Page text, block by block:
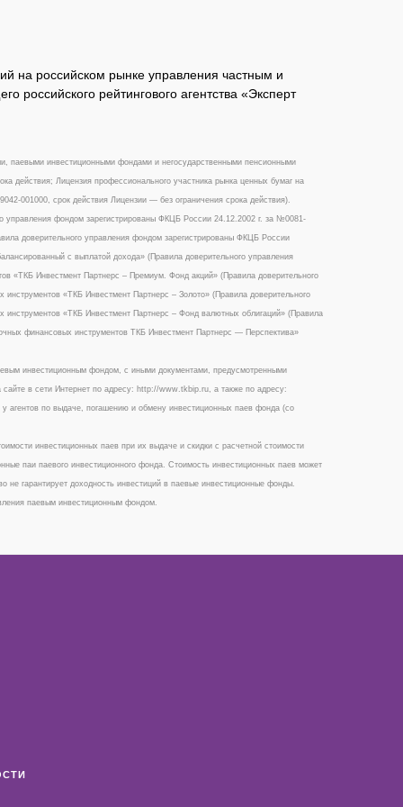
на российском рынке управления частным и
российского рейтингового агентства «Эксперт
паевыми инвестиционными фондами и негосударственными пенсионными
Лицензия профессионального участника рынка ценных бумаг на
001000, срок действия Лицензии — без ограничения срока действия).
фондом зарегистрированы ФКЦБ России 24.12.2002 г. за №0081-
доверительного управления фондом зарегистрированы ФКЦБ России
с выплатой дохода» (Правила доверительного управления
«ТКБ Инвестмент Партнерс – Премиум. Фонд акций» (Правила доверительного
«ТКБ Инвестмент Партнерс – Золото» (Правила доверительного
«ТКБ Инвестмент Партнерс – Фонд валютных облигаций» (Правила
финансовых инструментов ТКБ Инвестмент Партнерс — Перспектива»
инвестиционным фондом, с иными документами, предусмотренными
в сети Интернет по адресу: http://www.tkbip.ru, а также по адресу:
агентов по выдаче, погашению и обмену инвестиционных паев фонда (со
инвестиционных паев при их выдаче и скидки с расчетной стоимости
паи паевого инвестиционного фонда. Стоимость инвестиционных паев может
гарантирует доходность инвестиций в паевые инвестиционные фонды.
паевым инвестиционным фондом.